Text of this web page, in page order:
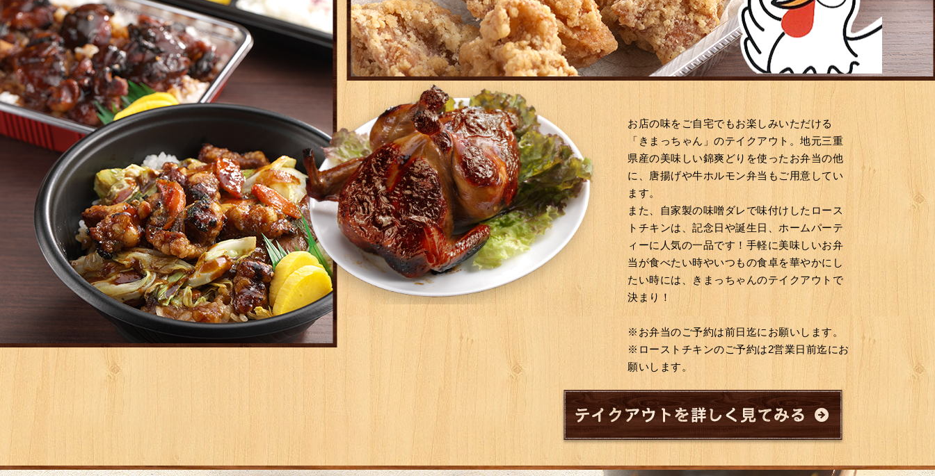
お店の味をご自宅でもお楽しみいただける
「きまっちゃん」のテイクアウト。地元三重
県産の美味しい錦爽どりを使ったお弁当の他
に、唐揚げや牛ホルモン弁当もご用意してい
ます。
また、自家製の味噌ダレで味付けしたロース
トチキンは、記念日や誕生日、ホームパーテ
ィーに人気の一品です！手軽に美味しいお弁
当が食べたい時やいつもの食卓を華やかにし
たい時には、きまっちゃんのテイクアウトで
決まり！
※お弁当のご予約は前日迄にお願いします。
※ローストチキンのご予約は2営業日前迄にお
願いします。